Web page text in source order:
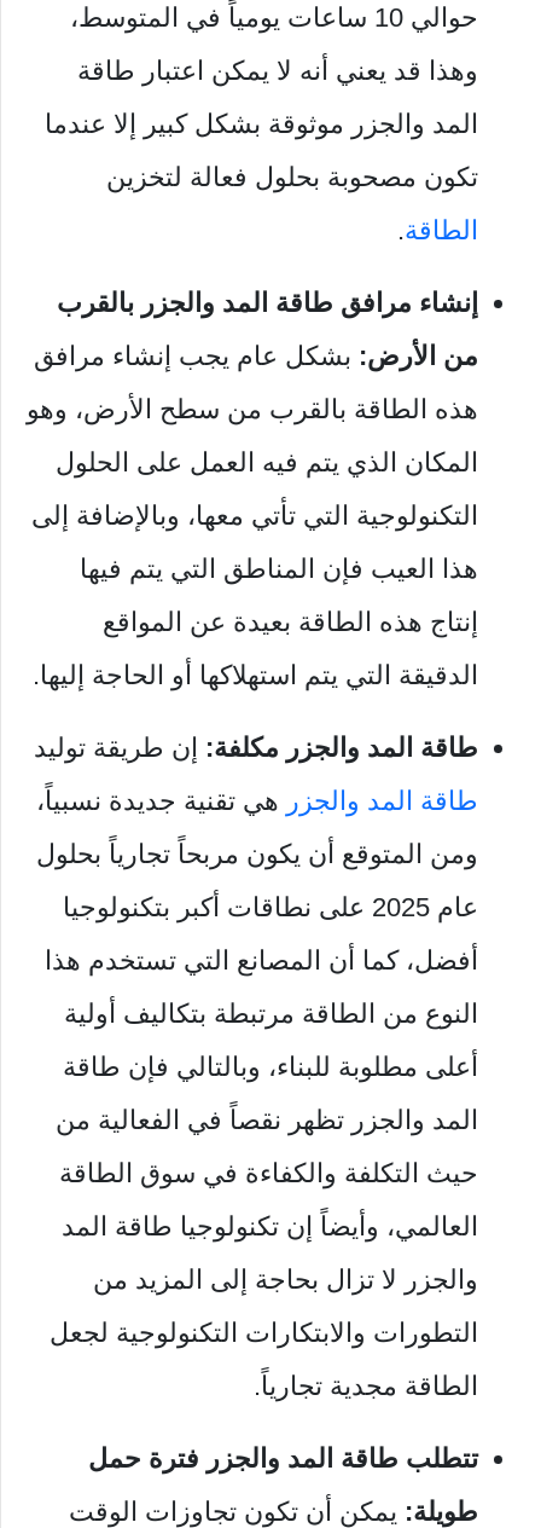
حوالي 10 ساعات يومياً في المتوسط،
وهذا قد يعني أنه لا يمكن اعتبار طاقة
المد والجزر موثوقة بشكل كبير إلا عندما
تكون مصحوبة بحلول فعالة لتخزين
الطاقة.
إنشاء مرافق طاقة المد والجزر بالقرب
من الأرض: بشكل عام يجب إنشاء مرافق
هذه الطاقة بالقرب من سطح الأرض، وهو
المكان الذي يتم فيه العمل على الحلول
التكنولوجية التي تأتي معها، وبالإضافة إلى
هذا العيب فإن المناطق التي يتم فيها
إنتاج هذه الطاقة بعيدة عن المواقع
الدقيقة التي يتم استهلاكها أو الحاجة إليها.
طاقة المد والجزر مكلفة: إن طريقة توليد
طاقة المد والجزر هي تقنية جديدة نسبياً،
ومن المتوقع أن يكون مربحاً تجارياً بحلول
عام 2025 على نطاقات أكبر بتكنولوجيا
أفضل،كما أن المصانع التي تستخدم هذا
النوع من الطاقة مرتبطة بتكاليف أولية
أعلى مطلوبة للبناء، وبالتالي فإن طاقة
المد والجزر تظهر نقصاً في الفعالية من
حيث التكلفة والكفاءة في سوق الطاقة
العالمي، وأيضاً إن تكنولوجيا طاقة المد
والجزر لا تزال بحاجة إلى المزيد من
التطورات والابتكارات التكنولوجية لجعل
الطاقة مجدية تجارياً.
تتطلب طاقة المد والجزر فترة حمل
طويلة: يمكن أن تكون تجاوزات الوقت